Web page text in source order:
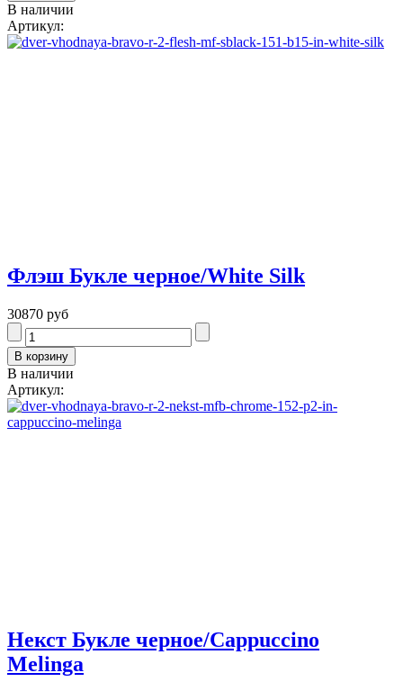
В наличии
Артикул:
Флэш Букле черное/White Silk
30870 руб
В наличии
Артикул:
Некст Букле черное/Cappuccino
Melinga